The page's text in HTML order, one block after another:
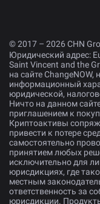
© 2017 – 2026 CHN
Юридический адрес:
Saint Vincent and the
на сайте
информационный
юридической,
Ничто на данном
приглашением к
Криптоактивы
привести к потере
самостоятельно
принятием любых
исключительно для
юрисдикциях, где
местным
ответственность за
юрисдикции.